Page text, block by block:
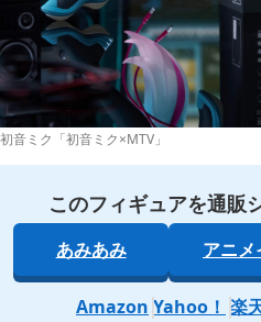
初音ミク「初音ミク×MTV」
このフィギュアを通販
あみあみ アニメ
Amazon Yahoo！ 楽